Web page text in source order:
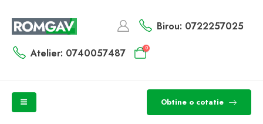
Birou: 0722257025
Atelier: 0740057487
0
Obtine o cotatie